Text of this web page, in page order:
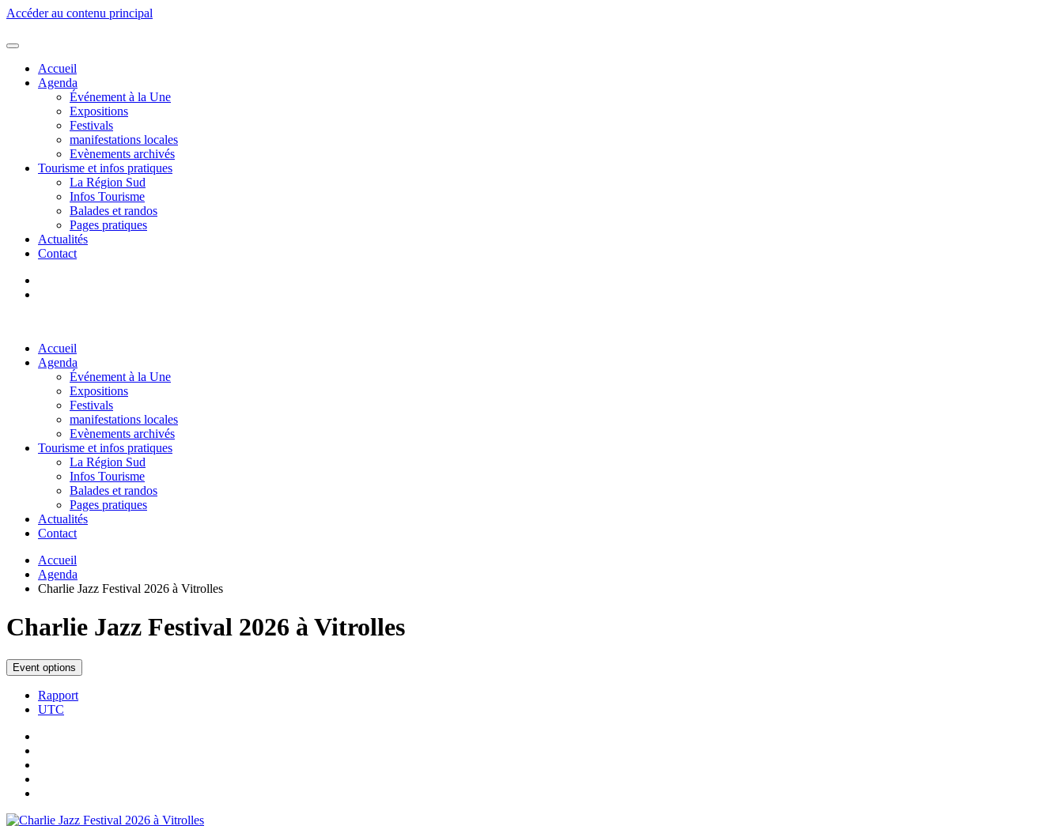
Accéder au contenu principal
Accueil
Agenda
Événement à la Une
Expositions
Festivals
manifestations locales
Evènements archivés
Tourisme et infos pratiques
La Région Sud
Infos Tourisme
Balades et randos
Pages pratiques
Actualités
Contact
Accueil
Agenda
Événement à la Une
Expositions
Festivals
manifestations locales
Evènements archivés
Tourisme et infos pratiques
La Région Sud
Infos Tourisme
Balades et randos
Pages pratiques
Actualités
Contact
Accueil
Agenda
Charlie Jazz Festival 2026 à Vitrolles
Charlie Jazz Festival 2026 à Vitrolles
Event options
Rapport
UTC